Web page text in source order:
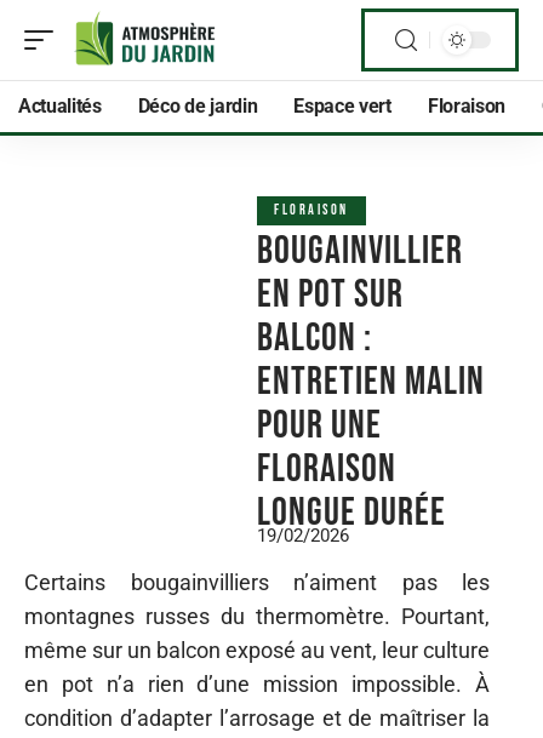
Actualités Déco de jardin Espace vert Floraison
FLORAISON
Bougainvillier
en pot sur
balcon :
entretien malin
pour une
floraison
longue durée
19/02/2026
Certains bougainvilliers n’aiment pas les
montagnes russes du thermomètre. Pourtant,
même sur un balcon exposé au vent, leur culture
en pot n’a rien d’une mission impossible. À
condition d’adapter l’arrosage et de maîtriser la